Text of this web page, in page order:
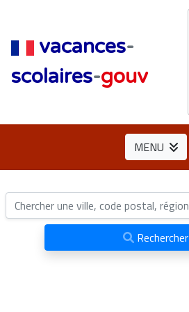
vacances-
scolaires-gouv
MENU
Rechercher